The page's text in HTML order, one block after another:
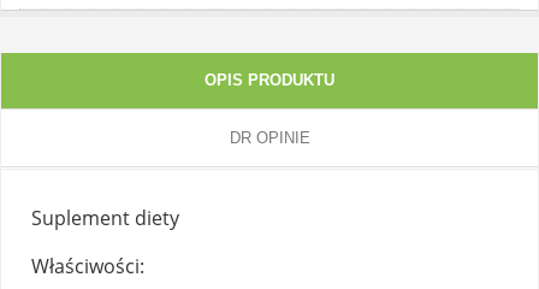
OPIS PRODUKTU
DR OPINIE
Suplement diety
Właściwości: